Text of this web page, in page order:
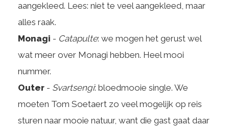
aangekleed. Lees: niet te veel aangekleed, maar
alles raak.
Monagi - Catapulte: we mogen het gerust wel
wat meer over Monagi hebben. Heel mooi
nummer.
Outer - Svartsengi: bloedmooie single. We
moeten Tom Soetaert zo veel mogelijk op reis
sturen naar mooie natuur, want die gast gaat daar